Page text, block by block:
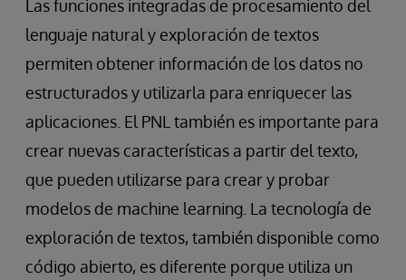
Las funciones integradas de procesamiento del
lenguaje natural y exploración de textos
permiten obtener información de los datos no
estructurados y utilizarla para enriquecer las
aplicaciones. El PNL también es importante para
crear nuevas características a partir del texto,
que pueden utilizarse para crear y probar
modelos de machine learning. La tecnología de
exploración de textos, también disponible como
código abierto, es diferente porque utiliza un